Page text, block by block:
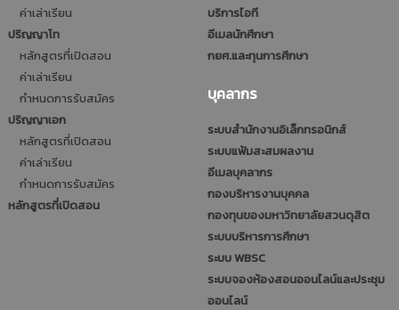
ค่าเล่าเรียน
ปริญญาโท
หลักสูตรที่เปิดสอน
ค่าเล่าเรียน
กำหนดการรับสมัคร
ปริญญาเอก
หลักสูตรที่เปิดสอน
ค่าเล่าเรียน
กำหนดการรับสมัคร
หลักสูตรที่เปิดสอน
บริการไอที
อีเมลนักศึกษา
กยศ.และทุนการศึกษา
บุคลากร
ระบบสำนักงานอิเล็กทรอนิกส์
ระบบแฟ้มสะสมผลงาน
อีเมลบุคลากร
กองบริหารงานบุคคล
กองทุนของมหาวิทยาลัยสวนดุสิต
ระบบบริหารการศึกษา
ระบบ WBSC
ระบบจองห้องสอนออนไลน์และประชุม
ออนไลน์